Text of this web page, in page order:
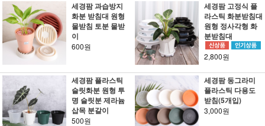
세경팜 과습방지
화분 받침대 원형
물받침 토분 물받
이
600원
세경팜 고정식 플
라스틱 화분받침대
원형 정사각형 화
분받침대
2,800원
세경팜 플라스틱
슬릿화분 원형 투
명 슬릿분 제라늄
삽목 분갈이
500원
세경팜 동그라미
플라스틱 다용도
받침(5개입)
3,000원